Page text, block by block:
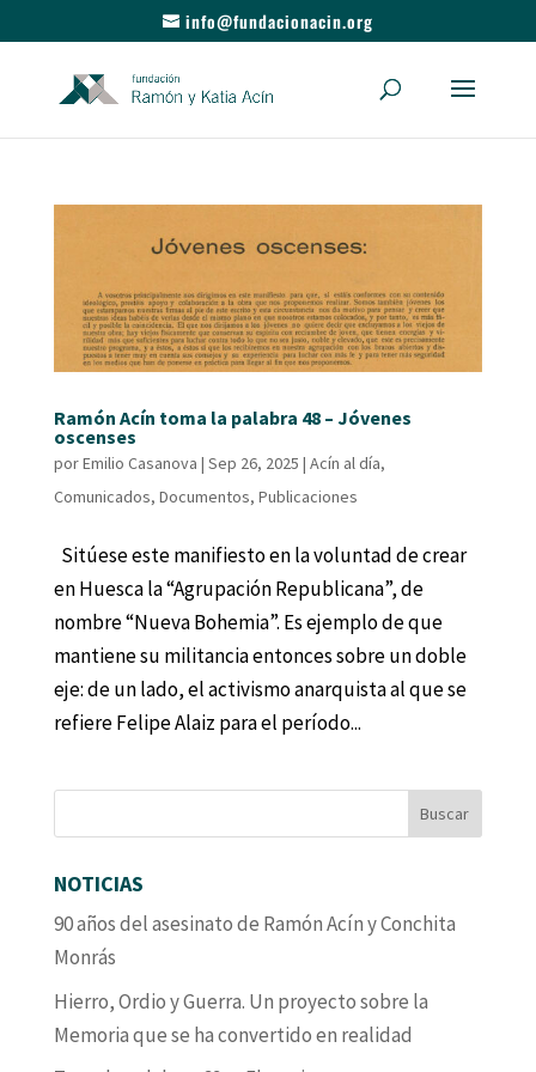
info@fundacionacin.org
Ramón Acín toma la palabra 48 – Jóvenes
oscenses
porEmilio Casanova | Sep 26, 2025 | Acín al día,
Comunicados, Documentos, Publicaciones
Sitúese este manifiesto en la voluntad de crear
en Huesca la “Agrupación Republicana”, de
nombre “Nueva Bohemia”. Es ejemplo de que
mantiene su militancia entonces sobre un doble
eje: de un lado, el activismo anarquista al que se
refiere Felipe Alaiz para el período...
NOTICIAS
90 años del asesinato de Ramón Acín y Conchita
Monrás
Hierro, Ordio y Guerra. Un proyecto sobre la
Memoria que se ha convertido en realidad